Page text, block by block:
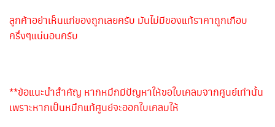
ลูกค้าอย่าเห็นแก่ของถูกเลยครับ มันไม่มีของแท้ราคาถูกเกือบ
ครึ่งๆแน่นอนครับ
**ข้อแนะนำสำคัญ หากหมึกมีปัญหาให้ขอใบเคลมจากศูนย์เท่านั้น
เพราะหากเป็นหมึกแท้ศูนย์จะออกใบเคลมให้